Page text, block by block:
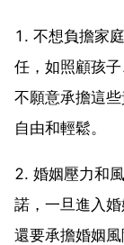
1. 不想負擔家
任，如照顧孩
不願意承擔這
自由和輕鬆。
2. 婚姻壓力和
諾，一旦進入
還要承擔婚姻風